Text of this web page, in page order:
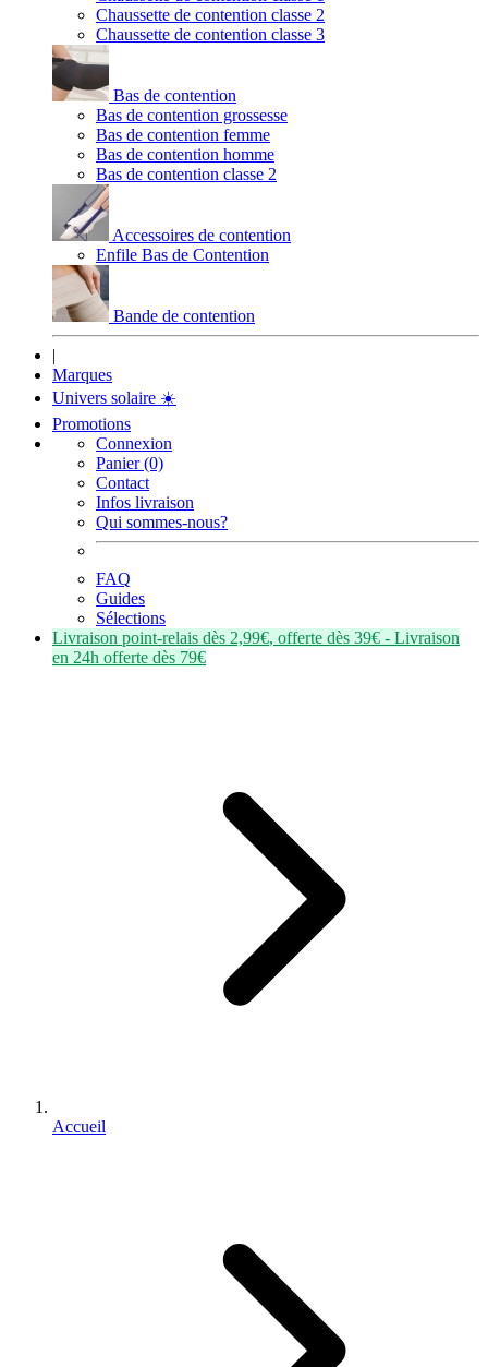
Chaussette de contention classe 2
Chaussette de contention classe 3
Bas de contention
Bas de contention grossesse
Bas de contention femme
Bas de contention homme
Bas de contention classe 2
Accessoires de contention
Enfile Bas de Contention
Bande de contention
|
Marques
Univers solaire ☀️
Promotions
Connexion
Panier (0)
Contact
Infos livraison
Qui sommes-nous?
FAQ
Guides
Sélections
Livraison point-relais dès 2,99€, offerte dès 39€ - Livraison
en 24h offerte dès 79€
Accueil